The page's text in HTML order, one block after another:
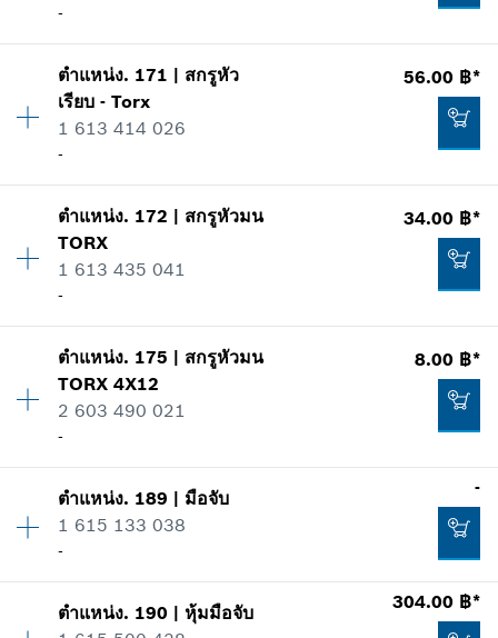
34.00 ฿*
ราคาทั้งหมดไม่รวมภาษีมูลค่าเพิ่ม
แสดงในรูป
77.00 ฿*
ราคาทั้งหมดไม่รวมภาษีมูลค่าเพิ่ม
-
ปริมาณ 1
ราคากลุ่ม:13
ข้อมูลชิ้นส่วนอะไหล่
แสดงในรูป
33.00 ฿*
ราคาทั้งหมดไม่รวมภาษีมูลค่าเพิ่ม
ตำแหน่ง. 171 | สกรูหัว
เรียบ - Torx
1 613 414 026
-
56.00 ฿*
ปริมาณ 4
ราคากลุ่ม
ข้อมูลชิ้นส่วนอะไหล่
แสดงในรูป
56.00 ฿*
ราคาทั้งหมดไม่รวมภาษีมูลค่าเพิ่ม
ตำแหน่ง. 172 | สกรูหัวมน
TORX
1 613 435 041
-
34.00 ฿*
ปริมาณ 4
ราคากลุ่ม:11
ข้อมูลชิ้นส่วนอะไหล่
แสดงในรูป
34.00 ฿*
ตำแหน่ง. 175 | สกรูหัวมน
TORX 4X12
2 603 490 021
-
8.00 ฿*
ปริมาณ 4
ราคากลุ่ม: 10
รายการการใช้
แสดงในรูป
ตำแหน่ง. 189 | มือจับ
1 615 133 038
-
-
ปริมาณ 1
ตำแหน่ง. 190 | หุ้มมือจับ
304.00 ฿*